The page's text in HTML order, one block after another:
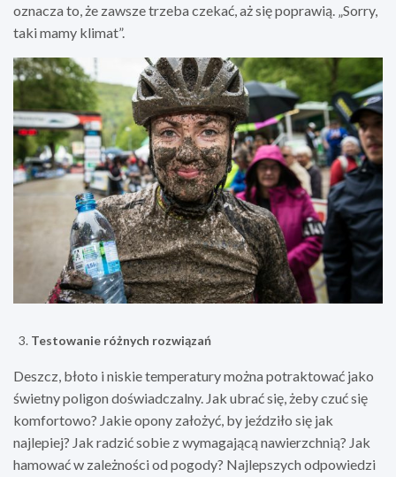
oznacza to, że zawsze trzeba czekać, aż się poprawią. „Sorry,
taki mamy klimat”.
Testowanie różnych rozwiązań
Deszcz, błoto i niskie temperatury można potraktować jako
świetny poligon doświadczalny. Jak ubrać się, żeby czuć się
komfortowo? Jakie opony założyć, by jeździło się jak
najlepiej? Jak radzić sobie z wymagającą nawierzchnią? Jak
hamować w zależności od pogody? Najlepszych odpowiedzi